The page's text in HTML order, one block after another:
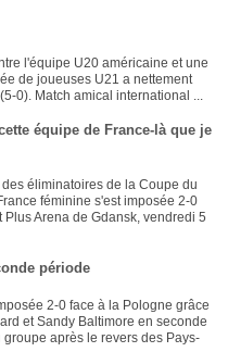
l'équipe U20 américaine et une
de joueuses U21 a nettement
0). Match amical international ...
équipe de France-là que je
éliminatoires de la Coupe du
féminine s'est imposée 2-0
Arena de Gdansk, vendredi 5
période
2-0 face à la Pologne grâce
et Sandy Baltimore en seconde
après le revers des Pays-